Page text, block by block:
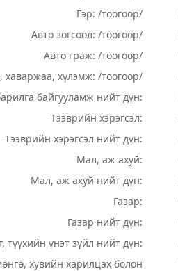
Гэр: /тоогоор/
Авто зогсоол: /тоогоор/
Авто граж: /тоогоор/
хаваржаа, хүлэмж: /тоогоор/
байгууламж нийт дүн:
Тээврийн хэрэгсэл:
Тээврийн хэрэгсэл нийт дүн:
Мал, аж ахуй:
Мал, аж ахуй нийт дүн:
Газар:
Газар нийт дүн:
түүхийн үнэт зүйл нийт дүн:
хувийн харилцах болон